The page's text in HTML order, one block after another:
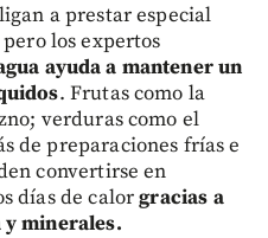
a prestar especial
los expertos
ayuda a mantener un
. Frutas como la
verduras como el
de preparaciones frías e
convertirse en
días de calorgracias a
y minerales.